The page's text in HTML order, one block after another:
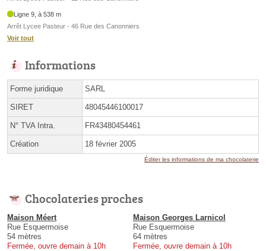
Ligne 9, à 538 m
Arrêt Lycee Pasteur - 46 Rue des Canonniers
Voir tout
Informations
Forme juridique SARL
SIRET 48045446100017
N° TVA Intra. FR43480454461
Création 18 février 2005
Éditer les informations de ma chocolaterie
Chocolateries proches
Maison Méert
Rue Esquermoise
54 mètres
Fermée, ouvre demain à 10h
Maison Georges Larnicol
Rue Esquermoise
64 mètres
Fermée, ouvre demain à 10h